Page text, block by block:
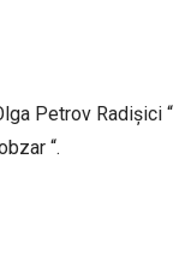
Petrov Radișici “
“.